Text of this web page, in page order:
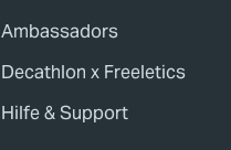
Ambassadors
Decathlon x Freeletics
Hilfe & Support